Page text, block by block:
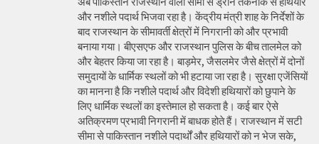
और नशीले पदार्थ भिजवा रहा है। केंद्रीय मंत्री शाह के निर्देशों के
बाद राजस्थान के सीमावर्ती क्षेत्रों में निगरानी को और प्रभावी
बनाया गया। बीएसएफ और राजस्थान पुलिस के बीच तालमेल को
और बेहतर किया जा रहा है। बाड़मेर, जैसलमेर जैसे क्षेत्रों में दोनों
समुदायों के धार्मिक स्थलों को भी हटाया जा रहा है। सुरक्षा एजेंसियों
का मानना है कि नशीले पदार्थ और विदेशी हथियारों को छुपाने के
लिए धार्मिक स्थलों का इस्तेमाल हो सकता है। कई बार ऐसे
अतिक्रमण प्रभावी निगरानी में बाधक होते हैं। राजस्थान में सटी
सीमा से पाकिस्तान नशीले पदार्थों और हथियारों को न भेज सके,